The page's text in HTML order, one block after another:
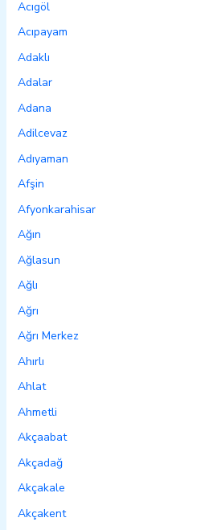
Acıgöl
Acıpayam
Adaklı
Adalar
Adana
Adilcevaz
Adıyaman
Afşin
Afyonkarahisar
Ağın
Ağlasun
Ağlı
Ağrı
Ağrı Merkez
Ahırlı
Ahlat
Ahmetli
Akçaabat
Akçadağ
Akçakale
Akçakent